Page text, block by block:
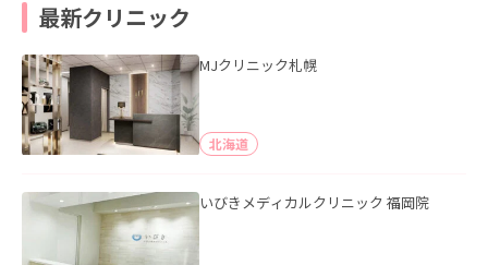
最新クリニック
MJクリニック札幌
北海道
いびきメディカルクリニック 福岡院